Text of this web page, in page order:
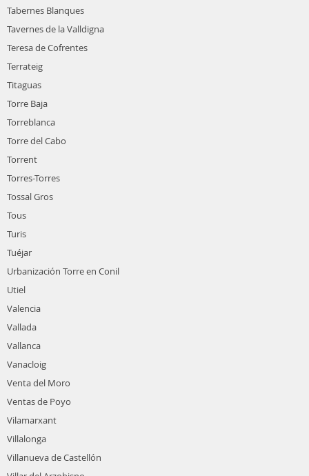
Tabernes Blanques
Tavernes de la Valldigna
Teresa de Cofrentes
Terrateig
Titaguas
Torre Baja
Torreblanca
Torre del Cabo
Torrent
Torres-Torres
Tossal Gros
Tous
Turis
Tuéjar
Urbanización Torre en Conil
Utiel
Valencia
Vallada
Vallanca
Vanacloig
Venta del Moro
Ventas de Poyo
Vilamarxant
Villalonga
Villanueva de Castellón